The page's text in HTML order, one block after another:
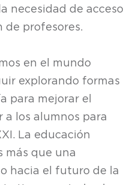
necesidad de acceso
profesores.
en el mundo
explorando formas
para mejorar el
los alumnos para
La educación
más que una
hacia el futuro de la